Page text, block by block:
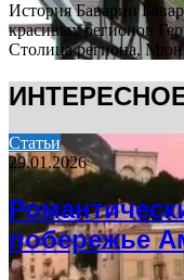
История Баварии
красивых регионов
Столица региона,
Статьи
29.01.2026
побережье